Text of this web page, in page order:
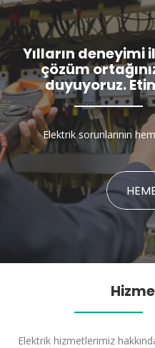
Yılların deneyimi
çözüm
duyuyoruz.
Elektrik sorunlarının
Elektrik hizmetlerimiz